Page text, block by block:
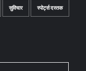
सुविचार स्पोर्ट्स दस्तक